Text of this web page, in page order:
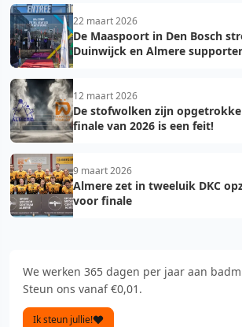
22 maart 2026
De Maaspoort in Den Bosch
Duinwijck en Almere
12 maart 2026
De stofwolken zijn
finale van 2026 is een feit!
9 maart 2026
Almere zet in tweeluik DKC
voor finale
We werken 365 dagen per jaar aan
Steun ons vanaf €0,01.
Ik steun jullie!